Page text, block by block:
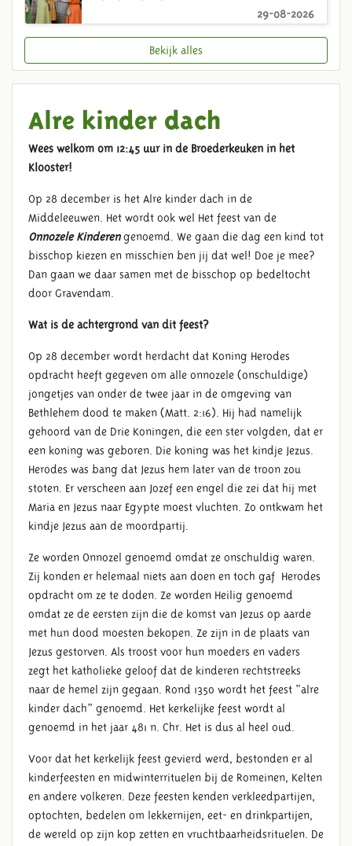
Alre kinder dach
Wees welkom om 12:45 uur in de Broederkeuken in het
Klooster!
Op 28 december is het Alre kinder dach in de
Middeleeuwen. Het wordt ook wel Het feest van de
Onnozele Kinderengenoemd. We gaan die dag een kind tot
bisschop kiezen en misschien ben jij dat wel! Doe je mee?
Dan gaan we daar samen met de bisschop op bedeltocht
door Gravendam.
Wat is de achtergrond van dit feest?
Op 28 december wordt herdacht dat Koning Herodes
opdracht heeft gegeven om alle onnozele (onschuldige)
jongetjes van onder de twee jaar in de omgeving van
Bethlehem dood te maken (Matt. 2:16). Hij had namelijk
gehoord van de Drie Koningen, die een ster volgden, dat er
een koning was geboren. Die koning was het kindje Jezus.
Herodes was bang dat Jezus hem later van de troon zou
stoten. Er verscheen aan Jozef een engel die zei dat hij met
Maria en Jezus naar Egypte moest vluchten. Zo ontkwam het
kindje Jezus aan de moordpartij.
Ze worden Onnozel genoemd omdat ze onschuldig waren.
Zij konden er helemaal niets aan doen en toch gaf Herodes
opdracht om ze te doden. Ze worden Heilig genoemd
omdat ze de eersten zijn die de komst van Jezus op aarde
met hun dood moesten bekopen. Ze zijn in de plaats van
Jezus gestorven. Als troost voor hun moeders en vaders
zegt het katholieke geloof dat de kinderen rechtstreeks
naar de hemel zijn gegaan. Rond 1350 wordt het feest “alre
kinder dach” genoemd. Het kerkelijke feest wordt al
genoemd in het jaar 481 n. Chr. Het is dus al heel oud.
Voor dat het kerkelijk feest gevierd werd, bestonden er al
kinderfeesten en midwinterrituelen bij de Romeinen, Kelten
en andere volkeren. Deze feesten kenden verkleedpartijen,
optochten, bedelen om lekkernijen, eet- en drinkpartijen,
de wereld op zijn kop zetten en vruchtbaarheidsrituelen. De
29-08-2026
Bekijk alles